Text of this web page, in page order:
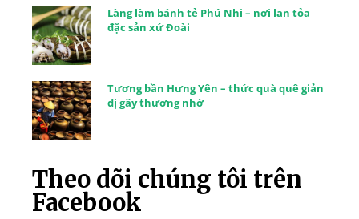
Làng làm bánh tẻ Phú Nhi – nơi lan tỏa
đặc sản xứ Đoài
Tương bần Hưng Yên – thức quà quê giản
dị gây thương nhớ
Theo dõi chúng tôi trên
Facebook